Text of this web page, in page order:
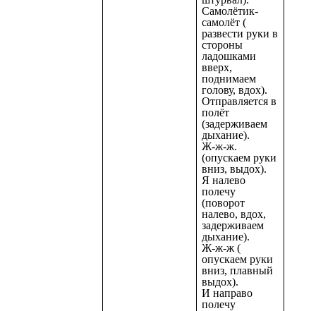
Самолётик-
самолёт (
развести руки в
стороны
ладошками
вверх,
поднимаем
голову, вдох).
Отправляется в
полёт
(задерживаем
дыхание).
Ж-ж-ж.
(опускаем руки
вниз, выдох).
Я налево
полечу
(поворот
налево, вдох,
задерживаем
дыхание).
Ж-ж-ж (
опускаем руки
вниз, плавный
выдох).
И направо
полечу